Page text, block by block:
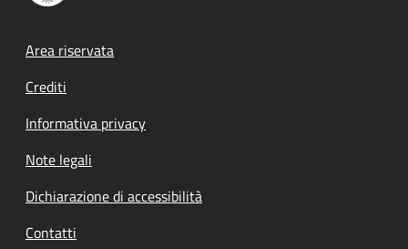
Footer menu
Area riservata
Crediti
Informativa privacy
Note legali
Dichiarazione di accessibilità
Contatti